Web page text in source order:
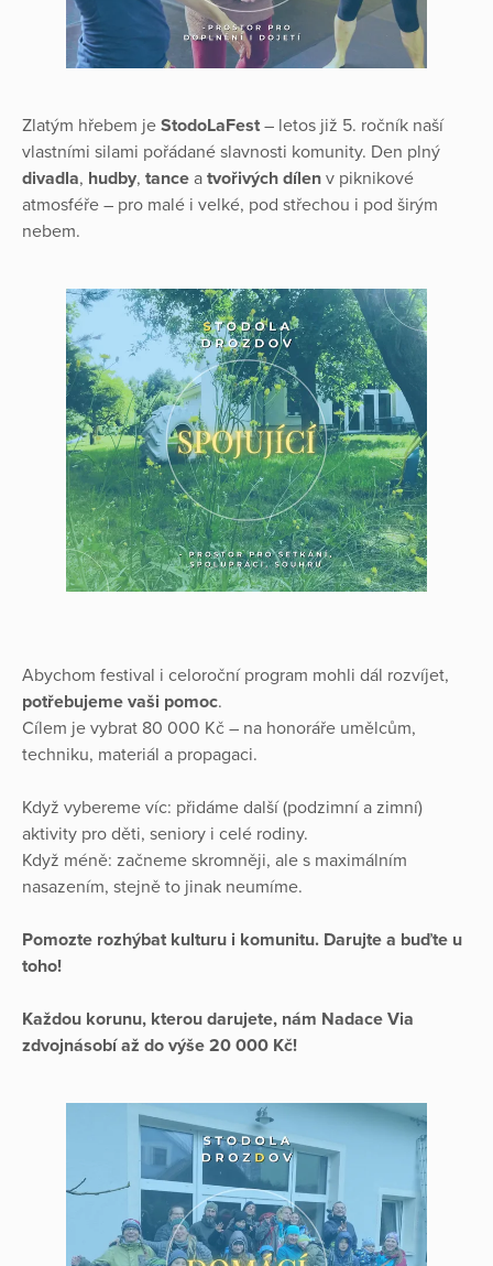
Zlatým hřebem je StodoLaFest – letos již 5. ročník naší
vlastními silami pořádané slavnosti komunity. Den plný
divadla, hudby, tance a tvořivých dílen v piknikové
atmosféře – pro malé i velké, pod střechou i pod širým
nebem.
Abychom festival i celoroční program mohli dál rozvíjet,
potřebujeme vaši pomoc.
Cílem je vybrat 80 000 Kč – na honoráře umělcům,
techniku, materiál a propagaci.
Když vybereme víc: přidáme další (podzimní a zimní)
aktivity pro děti, seniory i celé rodiny.
Když méně: začneme skromněji, ale s maximálním
nasazením, stejně to jinak neumíme.
Pomozte rozhýbat kulturu i komunitu. Darujte a buďte u
toho!
Každou korunu, kterou darujete, nám Nadace Via
zdvojnásobí až do výše 20 000 Kč!